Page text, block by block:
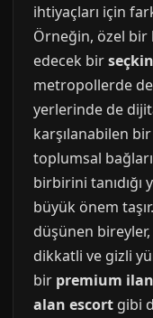
ihtiyaçları için
Örneğin, özel bir
edecek bir
metropollerde
yerlerinde de
karşılanabilen
toplumsal
birbirini
büyük önem
düşünen
dikkatli ve gizli
bir premium ilan
alan escort gibi